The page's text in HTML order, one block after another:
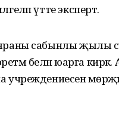
үтте эксперт.
сабынлы җылы су
белән юарга